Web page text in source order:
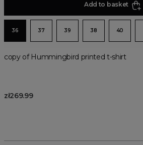
Add to basket
36 37 39 38 40
copy of Hummingbird printed t-shirt
zł269.99